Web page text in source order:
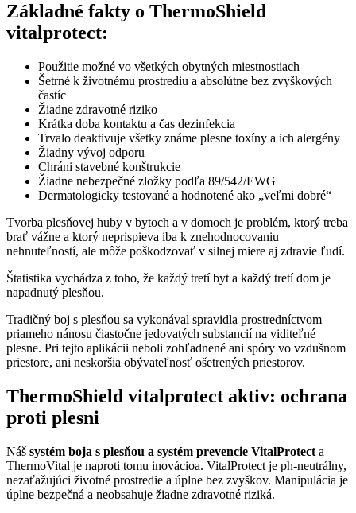
Základné fakty o ThermoShield
vitalprotect:
Použitie možné vo všetkých obytných miestnostiach
Šetrné k životnému prostrediu a absolútne bez zvyškových
častíc
Žiadne zdravotné riziko
Krátka doba kontaktu a čas dezinfekcia
Trvalo deaktivuje všetky známe plesne toxíny a ich alergény
Žiadny vývoj odporu
Chráni stavebné konštrukcie
Žiadne nebezpečné zložky podľa 89/542/EWG
Dermatologicky testované a hodnotené ako „veľmi dobré“
Tvorba plesňovej huby v bytoch a v domoch je problém, ktorý treba
brať vážne a ktorý neprispieva iba k znehodnocovaniu
nehnuteľností, ale môže poškodzovať v silnej miere aj zdravie ľudí.
Štatistika vychádza z toho, že každý tretí byt a každý tretí dom je
napadnutý plesňou.
Tradičný boj s plesňou sa vykonával spravidla prostredníctvom
priameho nánosu čiastočne jedovatých substancií na viditeľné
plesne. Pri tejto aplikácii neboli zohľadnené ani spóry vo vzdušnom
priestore, ani neskoršia obývateľnosť ošetrených priestorov.
ThermoShield vitalprotect aktiv: ochrana
proti plesni
Náš systém boja s plesňou a systém prevencie VitalProtect a
ThermoVital je naproti tomu inovácioa. VitalProtect je ph-neutrálny,
nezaťažujúci životné prostredie a úplne bez zvyškov. Manipulácia je
úplne bezpečná a neobsahuje žiadne zdravotné riziká.